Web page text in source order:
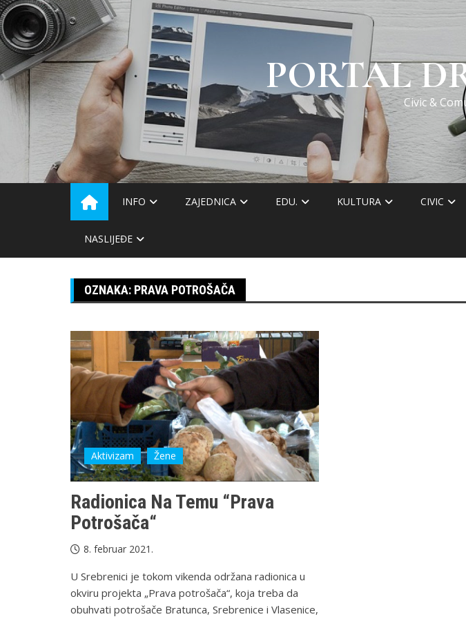
Skip
to
content
PORTAL
Civic &
INFO ZAJEDNICA EDU. KULTURA CIVIC
NASLIJEĐE
OZNAKA: PRAVA POTROŠAČA
Aktivizam Žene
Radionica Na Temu “Prava
Potrošača“
8. februar 2021.
U Srebrenici je tokom vikenda održana radionica u
okviru projekta „Prava potrošača“, koja treba da
obuhvati potrošače Bratunca, Srebrenice i Vlasenice,